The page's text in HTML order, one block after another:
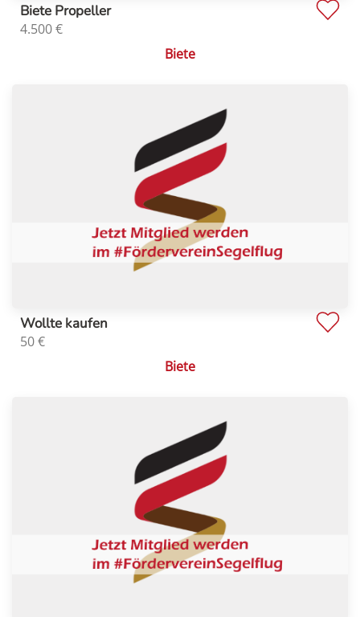
Biete Propeller
4.500€
Biete
Wollte kaufen
50€
Biete